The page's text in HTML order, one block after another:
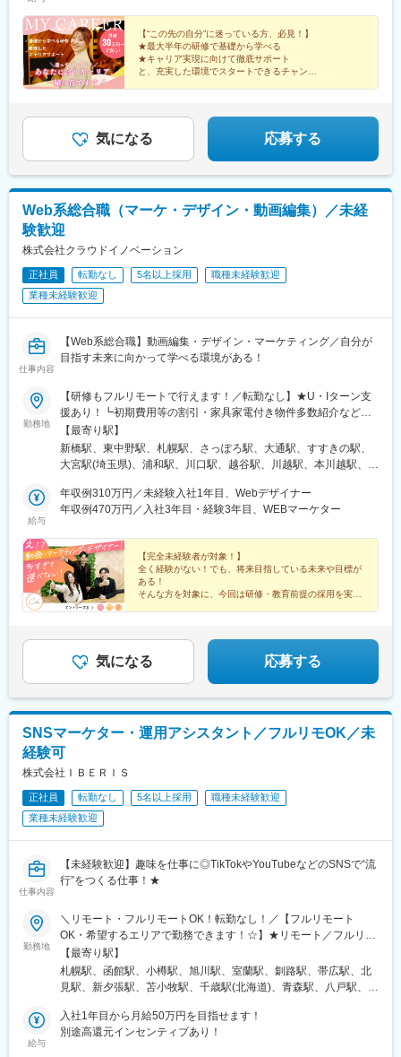
【“この先の自分”に迷っている方、必見！】
★最大半年の研修で基礎から学べる
★キャリア実現に向けて徹底サポート
と、充実した環境でスタートできるチャンス♪
★フルリモート可
★社宅・家賃補助あり
気になる 応募する
Web系総合職（マーケ・デザイン・動画編集）／未経
験歓迎
株式会社クラウドイノベーション
正社員 転勤なし 5名以上採用
職種未経験歓迎
業種未経験歓迎
仕事内容
【Web系総合職】動画編集・デザイン・マーケティング／自分が
目指す未来に向かって学べる環境がある！
勤務地
【研修もフルリモートで行えます！／転勤なし】★U・Iターン支
援あり！┗初期費用等の割引・家具家電付き物件多数紹介など★
フルリモート・テレワークOKな案件も！＜本社オフィス＞東京都
港区新橋1-12-9 新橋プレイス7F└各線「新橋駅」徒歩5分以内＜
支社オフィス＞東京都中野区東中野4-7-18 岡藤ビル203└各線
【最寄り駅】
新橋駅、東中野駅、札幌駅、さっぽろ駅、大通駅、すすきの駅、
大宮駅(埼玉県)、浦和駅、川口駅、越谷駅、川越駅、本川越駅、千
柏駅、東京駅、大手町駅(東京都)、新宿駅、新宿駅(東京メトロ)、
新宿三丁目駅、池袋駅、東池袋駅、五反田駅、六本木駅、品川
都)、渋谷駅、上野駅、京成上野駅、錦糸町駅、恵比寿駅、水道橋
駅、後楽園駅、木場駅(東京都)、中目黒駅、中野駅(東京都)、横浜
駅、川崎駅、桜木町駅、武蔵小杉駅、溝の口駅、武蔵溝ノ口駅、
西梅田駅、大阪駅、大阪梅田駅(阪神線)、梅田駅(地下鉄)、大阪梅
田駅(阪急線)、心斎橋駅、なんば駅(地下鉄)、大阪難波駅、なんば
合駅(東京都)、西４丁目駅、狸小路駅、二重橋前駅、大崎広小路
駅、乃木坂駅、高輪台駅、竹芝駅、神泉駅、稲荷町駅(東京都)、住
学校前駅、栄町駅(千葉県)、東海神駅、都電雑司ケ谷駅、高輪ゲー
トウェイ駅、高島町駅、馬車道駅、高津駅(神奈川県)、四ツ橋駅、
天王寺駅前駅、天神南駅、名鉄名古屋駅
給与
年収例310万円／未経験入社1年目、Webデザイナー
年収例470万円／入社3年目・経験3年目、WEBマーケター
【完全未経験者が対象！】
全く経験がない！でも、将来目指している未来や目標が
ある！
そんな方を対象に、今回は研修・教育前提の採用を実施
気になる 応募する
SNSマーケター・運用アシスタント／フルリモOK／未
経験可
株式会社ＩＢＥＲＩＳ
正社員 転勤なし 5名以上採用
職種未経験歓迎
業種未経験歓迎
仕事内容
【未経験歓迎】趣味を仕事に◎TikTokやYouTubeなどのSNSで“流
行”をつくる仕事！★
勤務地
＼リモート・フルリモートOK！転勤なし！／【フルリモート
OK・希望するエリアで勤務できます！☆】★リモート／フルリモ
ート選択可★通勤なし・全国どこからでも勤務OK★将来的には
「カフェで仕事」「旅しながら働く」も可能★転勤なし（地方在
住の方も歓迎）※研修期間中は各プロジェクト先への出社となりま
本社東京都渋谷区道玄坂1-10-8 渋谷道玄坂東急ビル2F-C■銀座東
京都中央区銀座1-12-4 N&E BLD.6F■六本木東京都港区六本木3-
【最寄り駅】
札幌駅、函館駅、小樽駅、旭川駅、室蘭駅、釧路駅、帯広駅、北
見駅、新夕張駅、苫小牧駅、千歳駅(北海道)、青森駅、八戸駅、弘
盛駅、久慈駅、仙台駅、石巻駅、杜せきのした駅、新田駅(宮城
県)、くりこま高原駅、多賀城駅、気仙沼駅、いわき駅、郡山駅(福
給与
入社1年目から月給50万円を目指せます！
別途高還元インセンティブあり！